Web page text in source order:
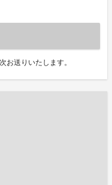
お送りいたします。